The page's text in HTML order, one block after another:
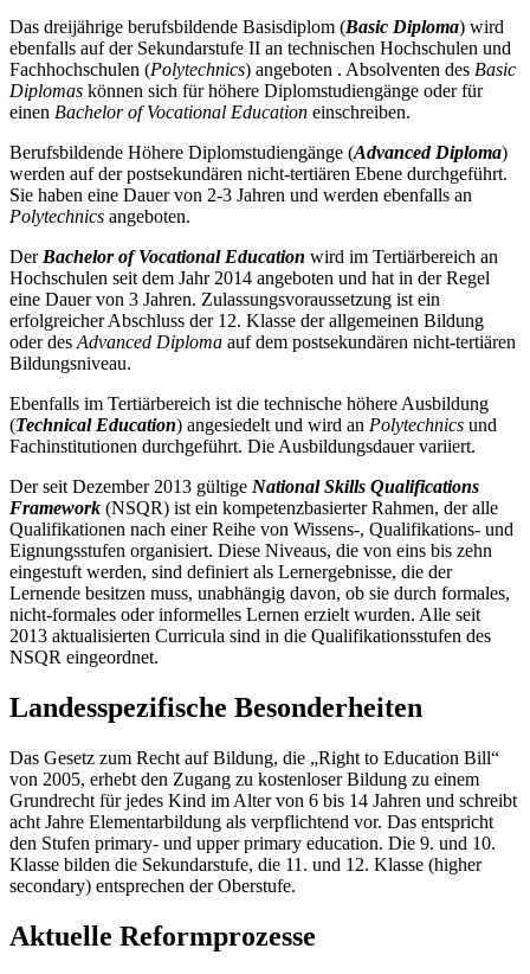
Das dreijährige berufsbildende Basisdiplom (Basic Diploma) wird
ebenfalls auf der Sekundarstufe II an technischen Hochschulen und
Fachhochschulen (Polytechnics) angeboten . Absolventen des Basic
Diplomas können sich für höhere Diplomstudiengänge oder für
einen Bachelor of Vocational Education einschreiben.
Berufsbildende Höhere Diplomstudiengänge (Advanced Diploma)
werden auf der postsekundären nicht-tertiären Ebene durchgeführt.
Sie haben eine Dauer von 2-3 Jahren und werden ebenfalls an
Polytechnics angeboten.
Der Bachelor of Vocational Education wird im Tertiärbereich an
Hochschulen seit dem Jahr 2014 angeboten und hat in der Regel
eine Dauer von 3 Jahren. Zulassungsvoraussetzung ist ein
erfolgreicher Abschluss der 12. Klasse der allgemeinen Bildung
oder des Advanced Diploma auf dem postsekundären nicht-tertiären
Bildungsniveau.
Ebenfalls im Tertiärbereich ist die technische höhere Ausbildung
(Technical Education) angesiedelt und wird an Polytechnics und
Fachinstitutionen durchgeführt. Die Ausbildungsdauer variiert.
Der seit Dezember 2013 gültige National Skills Qualifications
Framework (NSQR) ist ein kompetenzbasierter Rahmen, der alle
Qualifikationen nach einer Reihe von Wissens-, Qualifikations- und
Eignungsstufen organisiert. Diese Niveaus, die von eins bis zehn
eingestuft werden, sind definiert als Lernergebnisse, die der
Lernende besitzen muss, unabhängig davon, ob sie durch formales,
nicht-formales oder informelles Lernen erzielt wurden. Alle seit
2013 aktualisierten Curricula sind in die Qualifikationsstufen des
NSQR eingeordnet.
Landesspezifische Besonderheiten
Das Gesetz zum Recht auf Bildung, die „Right to Education Bill“
von 2005, erhebt den Zugang zu kostenloser Bildung zu einem
Grundrecht für jedes Kind im Alter von 6 bis 14 Jahren und schreibt
acht Jahre Elementarbildung als verpflichtend vor. Das entspricht
den Stufen primary- und upper primary education. Die 9. und 10.
Klasse bilden die Sekundarstufe, die 11. und 12. Klasse (higher
secondary) entsprechen der Oberstufe.
Aktuelle Reformprozesse